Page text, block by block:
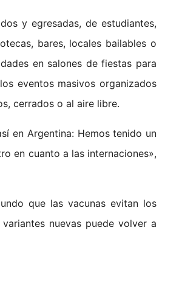
y egresadas, de estudiantes,
bares, locales bailables o
en salones de fiestas para
eventos masivos organizados
cerrados o al aire libre.
en Argentina: Hemos tenido un
en cuanto a las internaciones»,
que las vacunas evitan los
nuevas puede volver a